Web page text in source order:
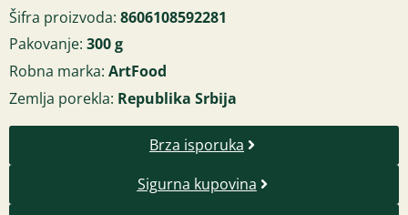
Šifra proizvoda: 8606108592281
Pakovanje: 300 g
Robna marka: ArtFood
Zemlja porekla: Republika Srbija
Brza isporuka
Sigurna kupovina